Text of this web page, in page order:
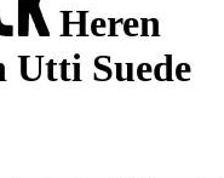
Heren
Utti Suede